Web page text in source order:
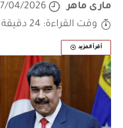
مارى ماهر
07/04/2026
وقت القراءة: 24 دقيقة
أقرأ المزيد